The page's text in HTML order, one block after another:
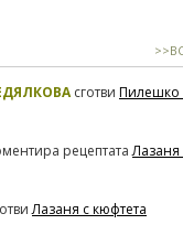
сготви Пилешко
рецептатаЛазаня
Лазаня с кюфтета